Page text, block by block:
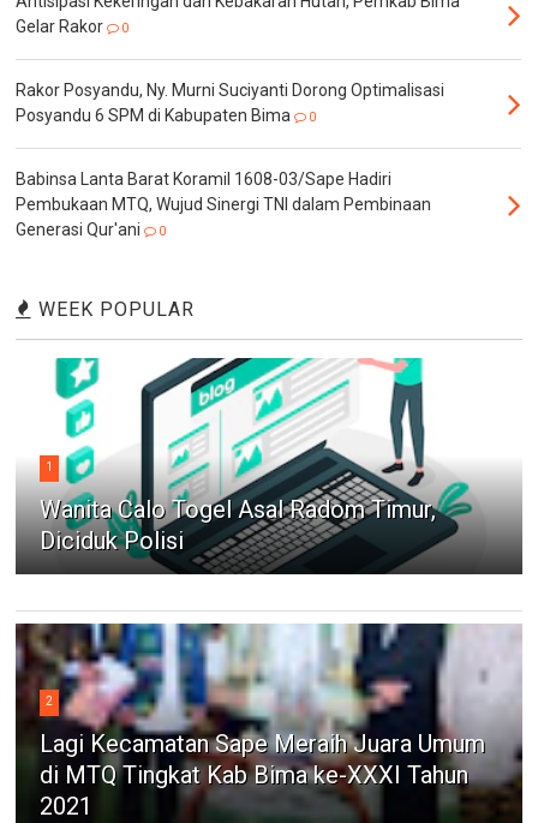
Gelar Rakor
0
Rakor Posyandu, Ny. Murni Suciyanti Dorong Optimalisasi
Posyandu 6 SPM di Kabupaten Bima
0
Babinsa Lanta Barat Koramil 1608-03/Sape Hadiri
Pembukaan MTQ, Wujud Sinergi TNI dalam Pembinaan
Generasi Qur'ani
0
WEEK POPULAR
1
Wanita Calo Togel Asal Radom Timur,
Diciduk Polisi
2
Lagi Kecamatan Sape Meraih Juara Umum
di MTQ Tingkat Kab Bima ke-XXXI Tahun
2021